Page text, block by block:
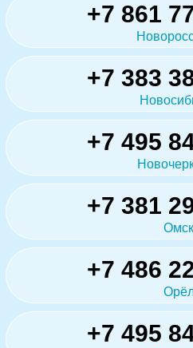
+7 861
+7 383
+7 495
+7 381
Омск
+7 486
+7 495